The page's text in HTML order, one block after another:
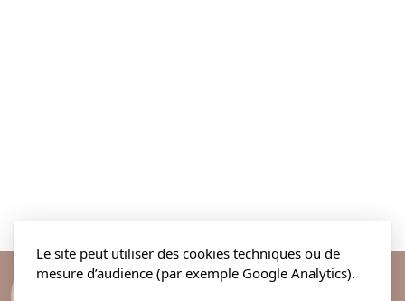
Le site peut utiliser des cookies techniques ou de
mesure d’audience (par exemple Google Analytics).